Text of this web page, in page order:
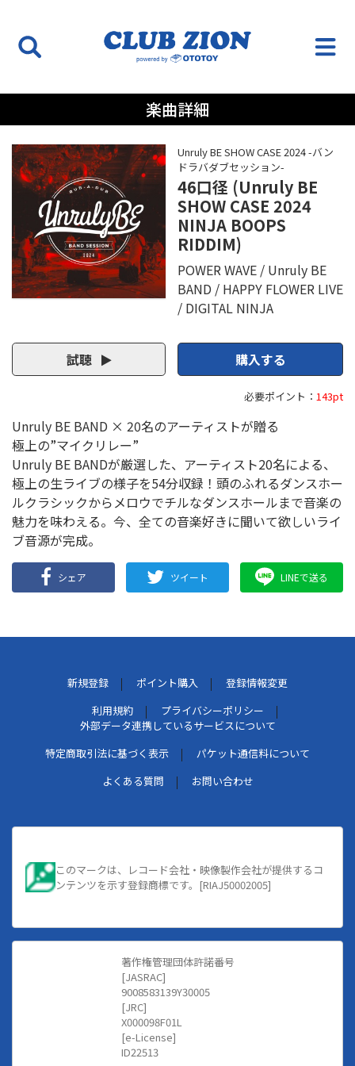
楽曲詳細
Unruly BE SHOW CASE 2024 -バン
ドラバダブセッション-
46口径 (Unruly BE
SHOW CASE 2024
NINJA BOOPS
RIDDIM)
POWER WAVE
Unruly BE
BAND
HAPPY FLOWER LIVE
DIGITAL NINJA
試聴 購入する
必要ポイント： 143pt
Unruly BE BAND × 20名のアーティストが贈る
極上の”マイクリレー”
Unruly BE BANDが厳選した、アーティスト20名による、
極上の生ライブの様子を54分収録！頭のふれるダンスホー
ルクラシックからメロウでチルなダンスホールまで音楽の
魅力を味わえる。今、全ての音楽好きに聞いて欲しいライ
ブ音源が完成。
シェア ツイート LINEで送る
新規登録 ポイント購入
登録情報変更
利用規約
プライバシーポリシー
外部データ連携しているサービスについて
特定商取引法に基づく表示
パケット通信料について
よくある質問
お問い合わせ
このマークは、レコード会社・映像製作会社が提供するコ
ンテンツを示す登録商標です。[RIAJ50002005]
著作権管理団体許諾番号
[JASRAC]
9008583139Y30005
[JRC]
X000098F01L
[e-License]
ID22513